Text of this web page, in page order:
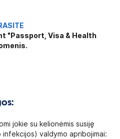
"Passport, Visa & Health
jokie su kelionėmis susiję
infekcijos) valdymo apribojimai: